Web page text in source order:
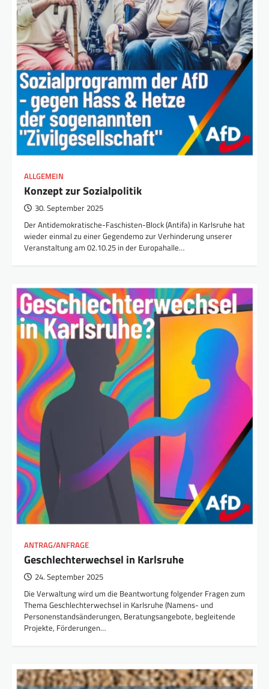
ALLGEMEIN
Konzept zur Sozialpolitik
30. September 2025
Der Antidemokratische-Faschisten-Block (Antifa) in Karlsruhe hat
wieder einmal zu einer Gegendemo zur Verhinderung unserer
Veranstaltung am 02.10.25 in der Europahalle…
ANTRAG/ANFRAGE
Geschlechterwechsel in Karlsruhe
24. September 2025
Die Verwaltung wird um die Beantwortung folgender Fragen zum
Thema Geschlechterwechsel in Karlsruhe (Namens- und
Personenstandsänderungen, Beratungsangebote, begleitende
Projekte, Förderungen…